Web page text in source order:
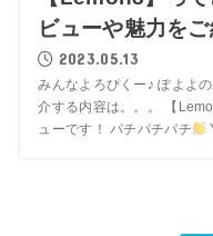
ビューや魅力を
2023.05.13
みんなよろぴくー♪ ぽよよ
介する内容は。。。 【
ューです！ パチパチパチ